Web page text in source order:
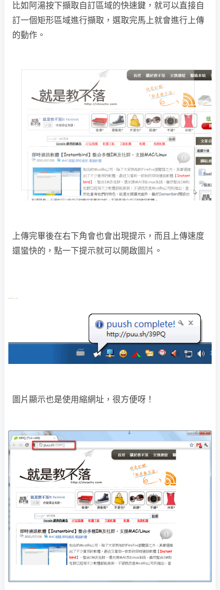
比如阿湯按下擷取自訂區域的快速鍵，就可以直接自
訂一個矩形區域進行擷取，選取完馬上就會進行上傳
的動作。
上傳完畢後在右下角會也會出現提示，而且上傳速度
還蠻快的，點一下提示就可以開啟圖片。
圖片顯示也是使用縮網址，很方便呀！